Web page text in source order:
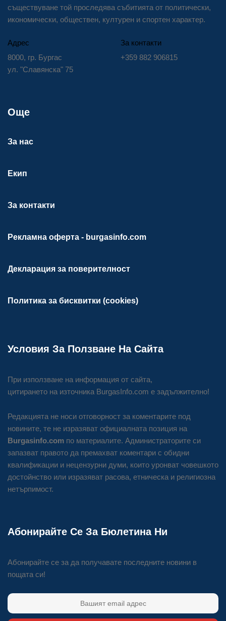
съществуване той проследява събитията от политически,
икономически, обществен, културен и спортен характер.
Адрес
8000, гр. Бургас
ул. "Славянска" 75
За контакти
+359 882 906815
Още
За нас
Екип
За контакти
Рекламна оферта - burgasinfo.com
Декларация за поверителност
Политика за бисквитки (cookies)
Условия За Ползване На Сайта
При използване на информация от сайта,
цитирането на източника BurgasInfo.com е задължително!
Редакцията не носи отговорност за коментарите под
новините, те не изразяват официалната позиция на
Burgasinfo.com по материалите. Администраторите си
запазват правото да премахват коментари с обидни
квалификации и нецензурни думи, които уронват човешкото
достойнство или изразяват расова, етническа и религиозна
нетърпимост.
Абонирайте Се За Бюлетина Ни
Абонирайте се за да получавате последните новини в
пощата си!